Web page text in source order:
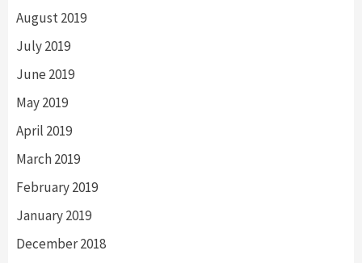
August 2019
July 2019
June 2019
May 2019
April 2019
March 2019
February 2019
January 2019
December 2018